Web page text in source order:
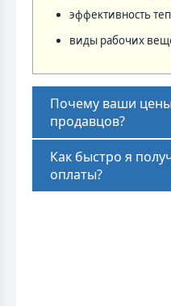
эффективность
виды рабочих
Почему ваши
продавцов?
Как быстро я
оплаты?